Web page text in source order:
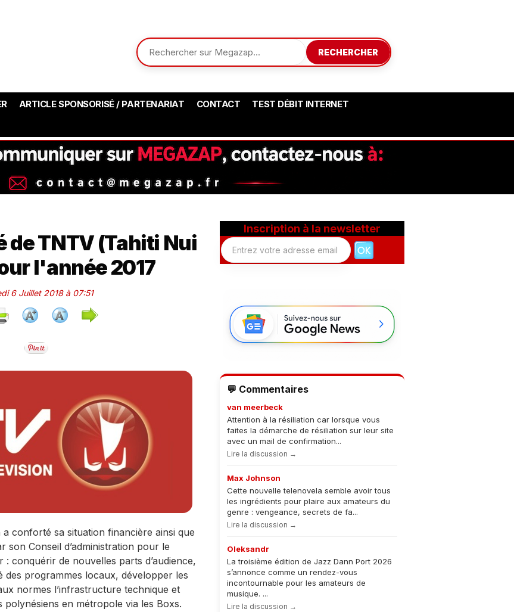
RECHERCHER
ARTICLE SPONSORISÉ / PARTENARIAT CONTACT TEST DÉBIT INTERNET
TNTV (Tahiti Nui
l'année 2017
6 Juillet 2018 à 07:51
a conforté sa situation financière ainsi que
son Conseil d’administration pour le
conquérir de nouvelles parts d’audience,
des programmes locaux, développer les
normes l’infrastructure technique et
en métropole via les Boxs.
Inscription à la newsletter
💬 Commentaires
van meerbeck
Attention à la résiliation car lorsque vous
faites la démarche de résiliation sur leur site
avec un mail de confirmation...
Lire la discussion →
Max Johnson
Cette nouvelle telenovela semble avoir tous
les ingrédients pour plaire aux amateurs du
genre : vengeance, secrets de fa...
Lire la discussion →
Oleksandr
La troisième édition de Jazz Dann Port 2026
s’annonce comme un rendez-vous
incontournable pour les amateurs de
musique. ...
Lire la discussion →